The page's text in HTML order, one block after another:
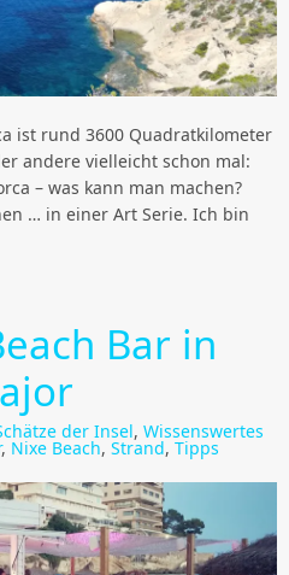
ist rund 3600 Quadratkilometer
andere vielleicht schon mal:
– was kann man machen?
… in einer Art Serie. Ich bin
Bar in
der Insel, Wissenswertes
, Nixe Beach, Strand, Tipps